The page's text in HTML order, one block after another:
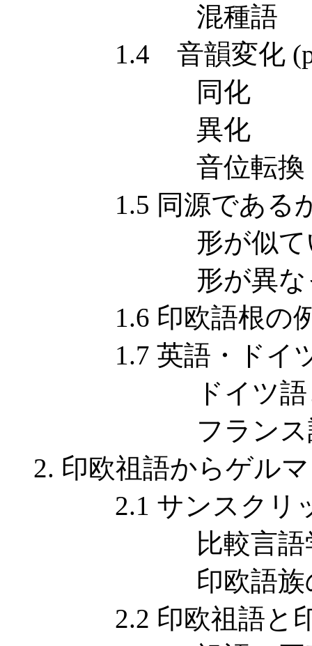
混種語
1.4 音韻変化
同化
異化
音位転換
1.5 同源であるか
形が似ていて
形が異なって
1.6 印欧語根の
1.7 英語・ドイツ
ドイツ語とは
フランス語と
2. 印欧祖語からゲル
2.1 サンスクリッ
比較言語学
印欧語族の
2.2 印欧祖語と印